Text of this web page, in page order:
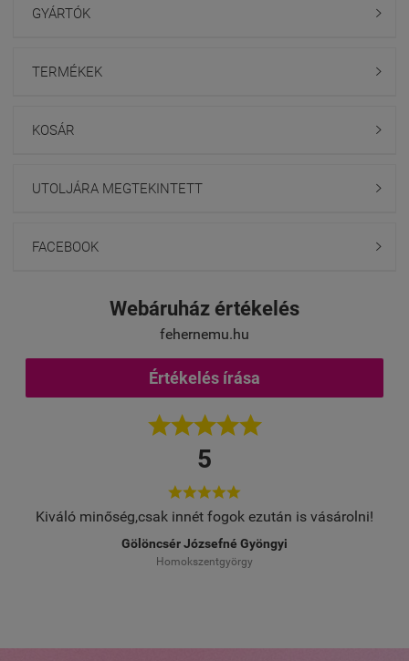
GYÁRTÓK 
TERMÉKEK 
KOSÁR 
UTOLJÁRA MEGTEKINTETT 
FACEBOOK 
Webáruház értékelés
fehernemu.hu
Értékelés írása

5

Kiváló minőség,csak innét fogok ezután is vásárolni!
Gölöncsér Józsefné Gyöngyi
Homokszentgyörgy